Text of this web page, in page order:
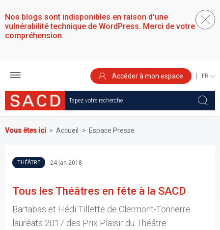
au
contenu
principal
Nos blogs sont indisponibles en raison d'une
vulnérabilité technique de WordPress. Merci de votre
compréhension.
Accéder à mon espace
YOUR
Vous êtes ici Accueil Espace Presse
THÉÂTRE 24 jan 2018
Tous les Théâtres en fête à la SACD
Bartabas et Hédi Tillette de Clermont-Tonnerre
lauréats 2017 des Prix Plaisir du Théâtre